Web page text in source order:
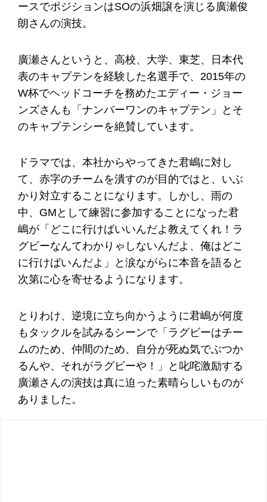
ースでポジションはSOの浜畑譲を演じる廣瀬俊
朗さんの演技。
廣瀬さんというと、高校、大学、東芝、日本代
表のキャプテンを経験した名選手で、2015年の
W杯でヘッドコーチを務めたエディー・ジョー
ンズさんも「ナンバーワンのキャプテン」とそ
のキャプテンシーを絶賛しています。
ドラマでは、本社からやってきた君嶋に対し
て、赤字のチームを潰すのが目的ではと、いぶ
かり対立することになります。しかし、雨の
中、GMとして練習に参加することになった君
嶋が「どこに行けばいいんだよ教えてくれ！ラ
グビーなんてわかりゃしないんだよ、俺はどこ
に行けばいんだよ」と涙ながらに本音を語ると
次第に心を寄せるようになります。
とりわけ、逆境に立ち向かうように君嶋が何度
もタックルを試みるシーンで「ラグビーはチー
ムのため、仲間のため、自分が死ぬ気でぶつか
るんや、それがラグビーや！」と叱咤激励する
廣瀬さんの演技は真に迫った素晴らしいものが
ありました。